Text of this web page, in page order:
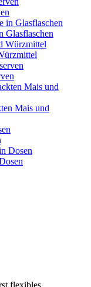
Glasflaschen
Mais und